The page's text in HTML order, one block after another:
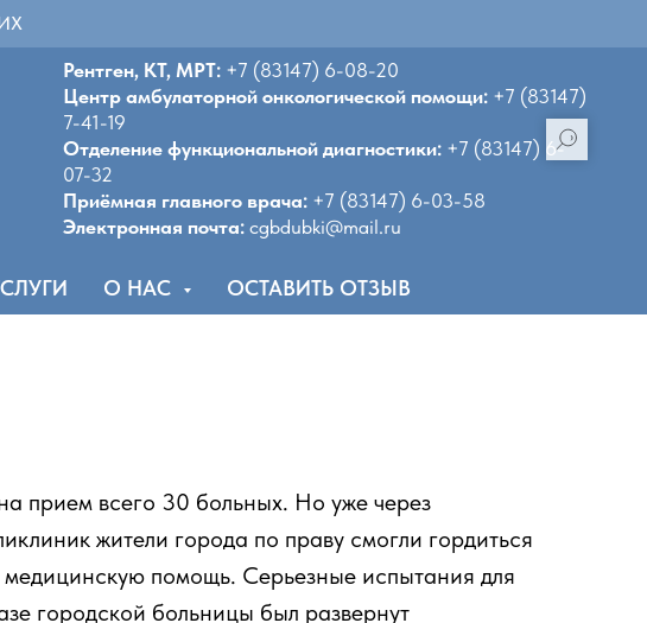
Рентген, КТ, МРТ: +7 (83147) 6-08-20
Центр амбулаторной онкологической помощи: +7 (83147)
7-41-19
Отделение функциональной диагностики: +7 (83147) 6-
07-32
Приёмная главного врача: +7 (83147) 6-03-58
Электронная почта: cgbdubki@mail.ru
О НАС ОСТАВИТЬ ОТЗЫВ
прием всего 30 больных. Но уже через
жители города по праву смогли гордиться
помощь. Серьезные испытания для
городской больницы был развернут